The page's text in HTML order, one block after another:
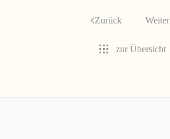
Zurück Weiter
zur Übersicht